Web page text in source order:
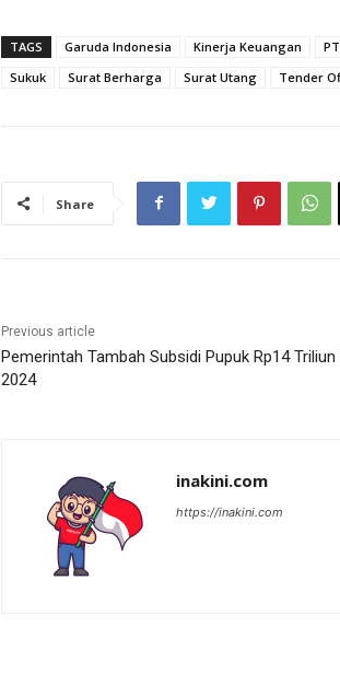
TAGS Garuda Indonesia Kinerja Keuangan
Sukuk
Surat Berharga Surat Utang Tender
Share
Previous article
Pemerintah Tambah Subsidi Pupuk Rp14 Triliun
2024
inakini.com
https://inakini.com